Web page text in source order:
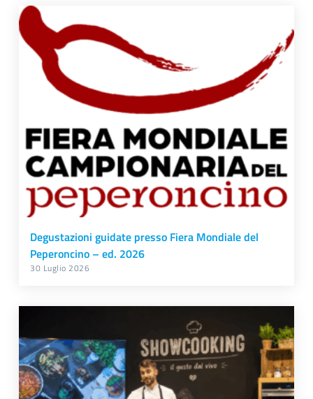
Degustazioni guidate presso Fiera Mondiale del
Peperoncino – ed. 2026
30 Luglio 2026